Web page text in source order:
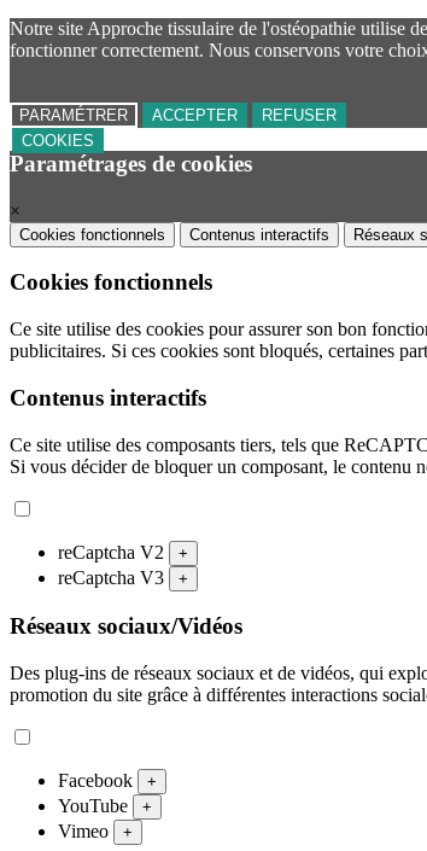
Notre site Approche tissulaire de l'ostéopathie utilise
fonctionner correctement. Nous conservons votre
PARAMÉTRER ACCEPTER
REFUSER
COOKIES
Paramétrages de cookies
×
Cookies fonctionnels Contenus interactifs Réseaux
Cookies fonctionnels
Ce site utilise des cookies pour assurer son bon
publicitaires. Si ces cookies sont bloqués, certaines
Contenus interactifs
Ce site utilise des composants tiers, tels que
Si vous décider de bloquer un composant, le contenu
reCaptcha V2 +
reCaptcha V3 +
Réseaux sociaux/Vidéos
Des plug-ins de réseaux sociaux et de vidéos, qui
promotion du site grâce à différentes interactions
Facebook +
YouTube +
Vimeo +